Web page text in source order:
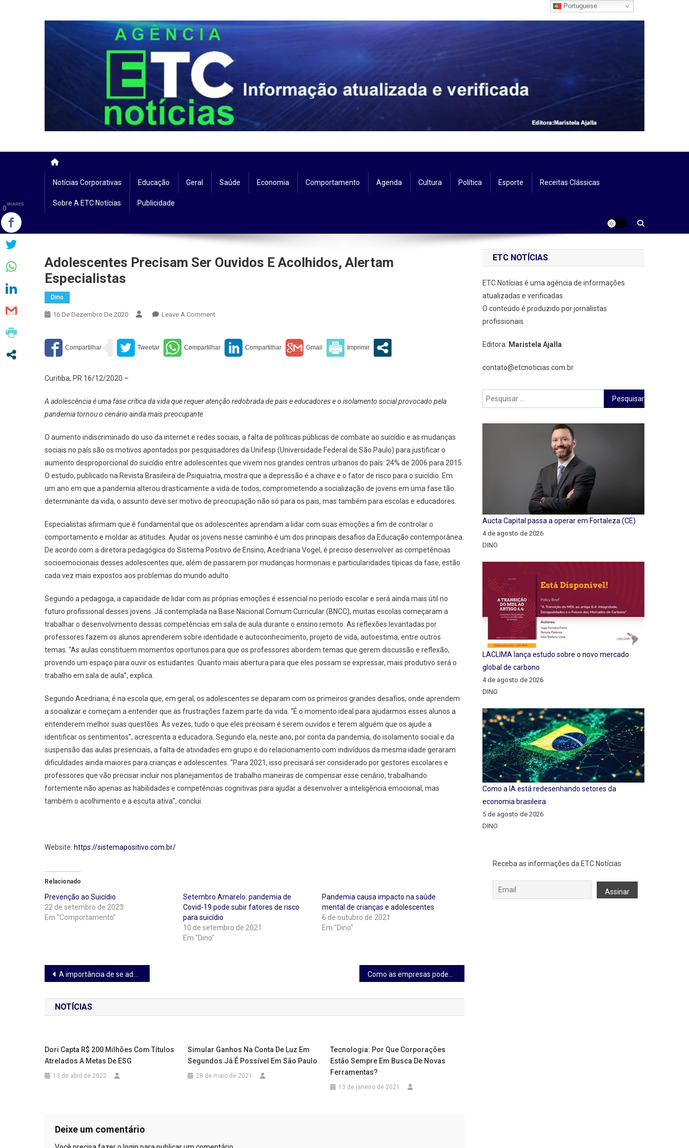
Notícias Corporativas Educação Geral Saúde Economia Comportamento Agenda Cultura Política Esporte Receitas Clássicas
Sobre A ETC Notícias Publicidade
Adolescentes Precisam Ser Ouvidos E Acolhidos, Alertam
Especialistas
Dino
16 De Dezembro De 2020 Leave A CommentOn
Precisam
Ser
Alertam
Curitiba, PR 16/12/2020 –
A adolescência é uma fase crítica da vida que requer atenção redobrada de pais e educadores e o isolamento social provocado pela
pandemia tornou o cenário ainda mais preocupante
O aumento indiscriminado do uso da internet e redes sociais, a falta de políticas públicas de combate ao suicídio e as mudanças
sociais no país são os motivos apontados por pesquisadores da Unifesp (Universidade Federal de São Paulo) para justificar o
aumento desproporcional do suicídio entre adolescentes que vivem nos grandes centros urbanos do país: 24% de 2006 para 2015.
O estudo, publicado na Revista Brasileira de Psiquiatria, mostra que a depressão é a chave e o fator de risco para o suicídio. Em
um ano em que a pandemia alterou drasticamente a vida de todos, comprometendo a socialização de jovens em uma fase tão
determinante da vida, o assunto deve ser motivo de preocupação não só para os pais, mas também para escolas e educadores.
Especialistas afirmam que é fundamental que os adolescentes aprendam a lidar com suas emoções a fim de controlar o
comportamento e moldar as atitudes. Ajudar os jovens nesse caminho é um dos principais desafios da Educação contemporânea.
De acordo com a diretora pedagógica do Sistema Positivo de Ensino, Acedriana Vogel, é preciso desenvolver as competências
socioemocionais desses adolescentes que, além de passarem por mudanças hormonais e particularidades típicas da fase, estão
cada vez mais expostos aos problemas do mundo adulto.
Segundo a pedagoga, a capacidade de lidar com as próprias emoções é essencial no período escolar e será ainda mais útil no
futuro profissional desses jovens. Já contemplada na Base Nacional Comum Curricular (BNCC), muitas escolas começaram a
trabalhar o desenvolvimento dessas competências em sala de aula durante o ensino remoto. As reflexões levantadas por
professores fazem os alunos aprenderem sobre identidade e autoconhecimento, projeto de vida, autoestima, entre outros
temas. “As aulas constituem momentos oportunos para que os professores abordem temas que gerem discussão e reflexão,
provendo um espaço para ouvir os estudantes. Quanto mais abertura para que eles possam se expressar, mais produtivo será o
trabalho em sala de aula”, explica.
Segundo Acedriana, é na escola que, em geral, os adolescentes se deparam com os primeiros grandes desafios, onde aprendem
a socializar e começam a entender que as frustrações fazem parte da vida. “É o momento ideal para ajudarmos esses alunos a
entenderem melhor suas questões. Às vezes, tudo o que eles precisam é serem ouvidos e terem alguém que os ajude a
identificar os sentimentos”, acrescenta a educadora. Segundo ela, neste ano, por conta da pandemia, do isolamento social e da
suspensão das aulas presenciais, a falta de atividades em grupo e do relacionamento com indivíduos da mesma idade geraram
dificuldades ainda maiores para crianças e adolescentes. “Para 2021, isso precisará ser considerado por gestores escolares e
professores que vão precisar incluir nos planejamentos de trabalho maneiras de compensar esse cenário, trabalhando
fortemente não apenas as habilidades e competências cognitivas para ajudar a desenvolver a inteligência emocional, mas
também o acolhimento e a escuta ativa”, conclui.
Website: https://sistemapositivo.com.br/
Relacionado
Prevenção ao Suicídio
22 de setembro de 2023
Em "Comportamento"
Setembro Amarelo: pandemia de
Covid-19 pode subir fatores de risco
para suicídio
10 de setembro de 2021
Em "Dino"
Pandemia causa impacto na saúde
mental de crianças e adolescentes
6 de outubro de 2021
Em "Dino"
Navegação
de
Post
A importância de se adotar infraestrutura 5G nativa da nuvem Como as empresas podem superar a crise da COVID-19
NOTÍCIAS
Dori Capta R$ 200 Milhões Com Títulos
Atrelados A Metas De ESG
13 de abril de 2022
Simular Ganhos Na Conta De Luz Em
Segundos Já É Possível Em São Paulo
28 de maio de 2021
Tecnologia: Por Que Corporações
Estão Sempre Em Busca De Novas
Ferramentas?
13 de janeiro de 2021
Deixe um comentário
ETC NOTÍCIAS
ETC Notícias é uma agência de informações
atualizadas e verificadas.
O conteúdo é produzido por jornalistas
profissionais.
Editora: Maristela Ajalla
contato@etcnoticias.com.br
Pesquisar
por:
Aucta Capital passa a operar em Fortaleza (CE)
4 de agosto de 2026
DINO
LACLIMA lança estudo sobre o novo mercado
global de carbono
4 de agosto de 2026
DINO
Como a IA está redesenhando setores da
economia brasileira
5 de agosto de 2026
DINO
Receba as informações da ETC Notícias
Portuguese
0SHARES